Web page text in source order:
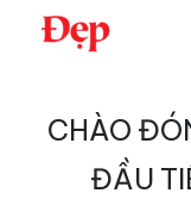
Chuyển
kiếm
CHÀO
ĐẦU